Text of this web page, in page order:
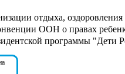
отдыха, оздоровления
ООН о правах
программы "Дети